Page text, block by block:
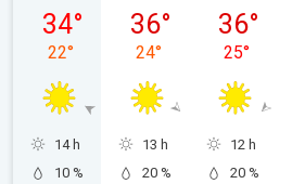
34°
22°
14 h
10 %
36°
24°
13 h
20 %
36°
25°
12 h
20 %